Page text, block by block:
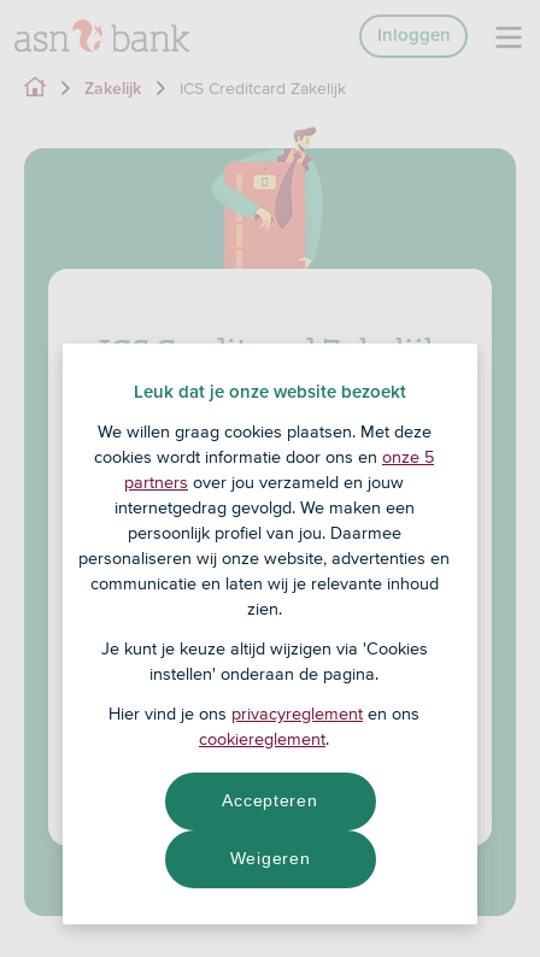
Inloggen
Zakelijk ICS Creditcard Zakelijk
ICS Creditcard Zakelijk
Vraag de ICS Visa World Card Business aan bij
ICS, een handige creditcard voor jou als
ondernemer.
Makkelijk betalen, wereldwijd en online
Je zakelijke en privé-uitgaven blijven
Veilig aankopen doen met de
Ook voor startende ondernemers
Vraag je zakelijke creditcard aan bij
Leuk dat je onze website bezoekt
We willen graag cookies plaatsen. Met deze
cookies wordt informatie door ons en onze 5
partners over jou verzameld en jouw
internetgedrag gevolgd. We maken een
persoonlijk profiel van jou. Daarmee
personaliseren wij onze website, advertenties en
communicatie en laten wij je relevante inhoud
zien.
Je kunt je keuze altijd wijzigen via 'Cookies
instellen' onderaan de pagina.
Hier vind je ons privacyreglement en ons
cookiereglement.
Weigeren
Accepteren